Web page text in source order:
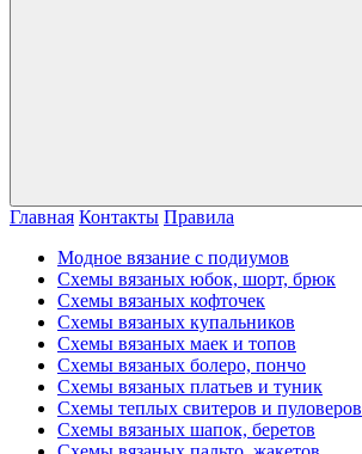
Главная Контакты Правила
Модное вязание с подиумов
Схемы вязаных юбок, шорт, брюк
Схемы вязаных кофточек
Схемы вязаных купальников
Схемы вязаных маек и топов
Схемы вязаных болеро, пончо
Схемы вязаных платьев и туник
Схемы теплых свитеров и пуловеров
Схемы вязаных шапок, беретов